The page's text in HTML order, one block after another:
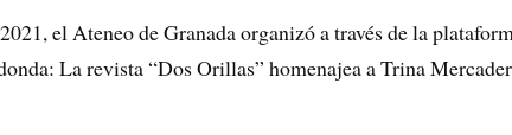
el Ateneo de Granada organizó a través de la
La revista “Dos Orillas” homenajea a Trina Mercader